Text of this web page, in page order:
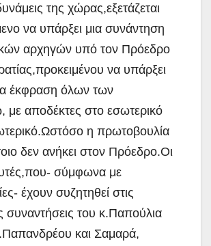
της χώρας,εξετάζεται
να υπάρξει μια συνάντηση
αρχηγών υπό τον Πρόεδρο
να υπάρξει
έκφραση όλων των
αποδέκτες στο εσωτερικό
η πρωτοβουλία
δεν ανήκει στον Πρόεδρο.Οι
σύμφωνα με
έχουν συζητηθεί στις
συναντήσεις του κ.Παπούλια
και Σαμαρά,